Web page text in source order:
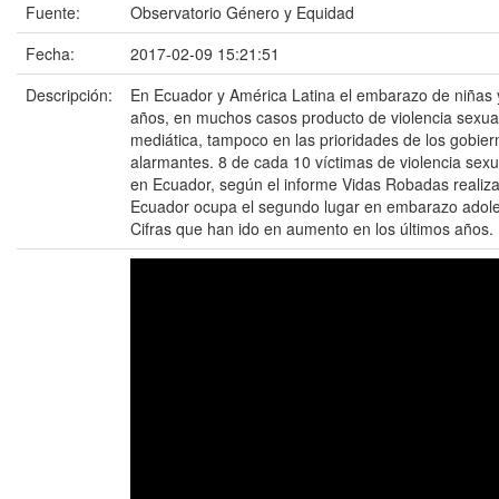
Fuente:
Observatorio Género y Equidad
Fecha:
2017-02-09 15:21:51
Descripción:
En Ecuador y América Latina el embarazo de
años, en muchos casos producto de violencia
mediática, tampoco en las prioridades de los
alarmantes. 8 de cada 10 víctimas de violencia
en Ecuador, según el informe Vidas Robadas
Ecuador ocupa el segundo lugar en embarazo
Cifras que han ido en aumento en los últimos años.